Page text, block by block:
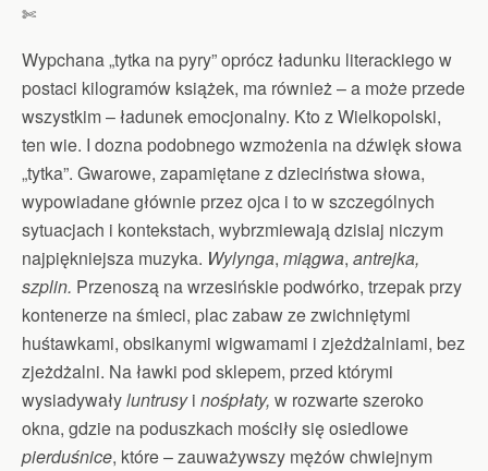
✄
Wypchana „tytka na pyry” oprócz ładunku literackiego w
postaci kilogramów książek, ma również – a może przede
wszystkim – ładunek emocjonalny. Kto z Wielkopolski,
ten wie. I dozna podobnego wzmożenia na dźwięk słowa
„tytka”. Gwarowe, zapamiętane z dzieciństwa słowa,
wypowiadane głównie przez ojca i to w szczególnych
sytuacjach i kontekstach, wybrzmiewają dzisiaj niczym
najpiękniejsza muzyka. Wylynga, miągwa, antrejka,
szplin. Przenoszą na wrzesińskie podwórko, trzepak przy
kontenerze na śmieci, plac zabaw ze zwichniętymi
huśtawkami, obsikanymi wigwamami i zjeżdżalniami, bez
zjeżdżalni. Na ławki pod sklepem, przed którymi
wysiadywałyluntrusyi nośpłaty, w rozwarte szeroko
okna, gdzie na poduszkach mościły się osiedlowe
pierduśnice, które – zauważywszy mężów chwiejnym